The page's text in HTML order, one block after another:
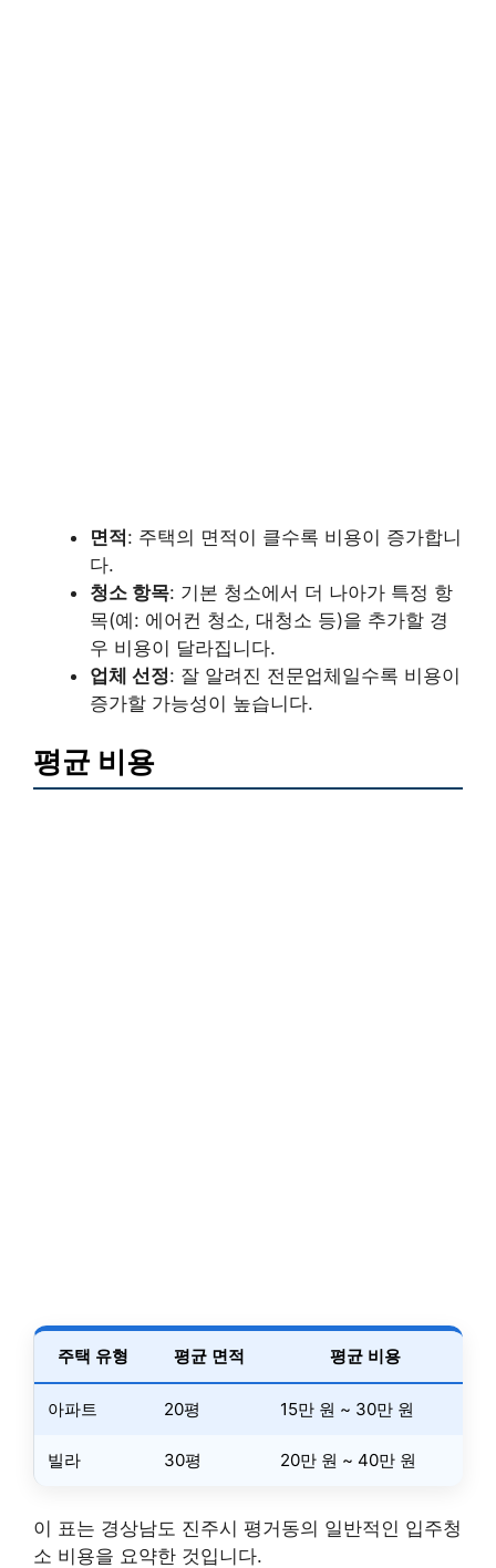
면적: 주택의 면적이 클수록 비용이 증가합니
다.
청소 항목: 기본 청소에서 더 나아가 특정 항
목(예: 에어컨 청소, 대청소 등)을 추가할 경
우 비용이 달라집니다.
업체 선정: 잘 알려진 전문업체일수록 비용이
증가할 가능성이 높습니다.
평균 비용
주택 유형 평균 면적 평균 비용
아파트 20평 15만 원 ~ 30만 원
빌라 30평 20만 원 ~ 40만 원
이 표는 경상남도 진주시 평거동의 일반적인 입주청
소 비용을 요약한 것입니다.